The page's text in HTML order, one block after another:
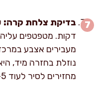
בדיקת צלחת קרה:
מעבירים אצבע
נוזלת בחזרה מיד,
מחזירים לסיר לעוד 5–7 דקות וחוזרים על הבדיקה.